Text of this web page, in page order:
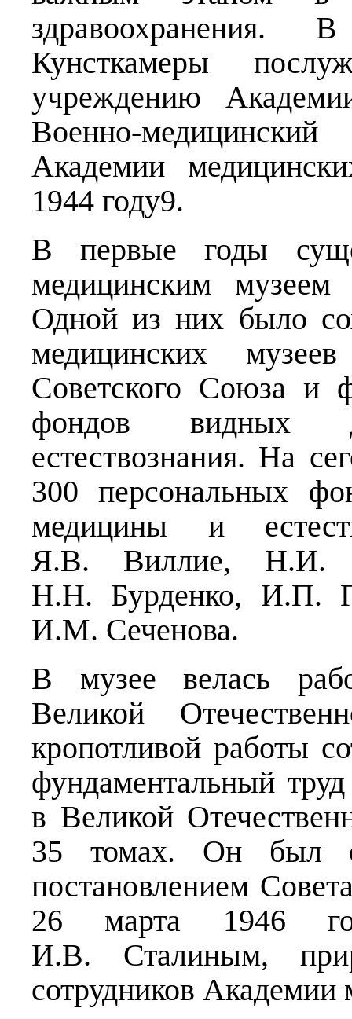
Кунсткамеры
учреждению
Военно-
Академии
1944 году9.
В первые годы
медицинским
Одной из них было
медицинских
Советского Союза и
фондов видных
естествознания. На
300 персональных
медицины и
Я.В. Виллие, Н.И.
Н.Н. Бурденко, И.П.
И.М. Сеченова.
В музее велась
Великой
кропотливой работы
фундаментальный
в Великой
35 томах. Он был
постановлением
26 марта 1946
И.В. Сталиным,
сотрудников Академии